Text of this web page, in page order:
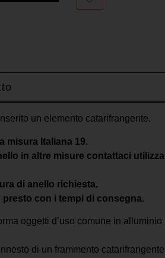
un elemento catarifrangente.
misura Italiana 19.
in altre misure contattaci
di anello richiesta.
con i tempi di consegna.
oggetti d’uso comune in
di un frammento